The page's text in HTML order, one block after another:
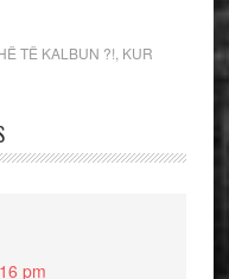
TË KALBUN ?! KUR
pm